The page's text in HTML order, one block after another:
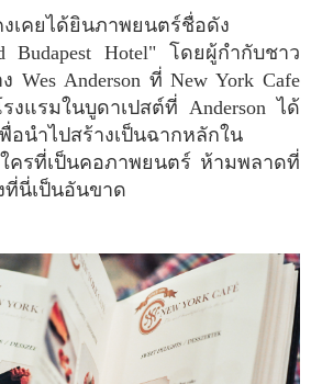
Budapest Hotel" โดยผู้กำกับชาว
Wes Anderson ที่ New York Cafe
งแรมในบูดาเปสต์ที่ Anderson ได้
อนำไปสร้างเป็นฉากหลักใน
ครที่เป็นคอภาพยนตร์ ห้ามพลาดที่
ที่นี่เป็นอันขาด